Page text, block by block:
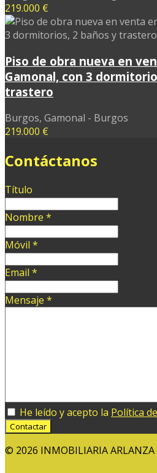
219.000 €
Piso de obra nueva en
Gamonal, con 3
trastero
Burgos, Gamonal - Burgos
219.000 €
Contáctanos
Título
Nombre *
Móvil *
Email *
Mensaje *
He leído y acepto la Política
Contactar
© 2026 INMOBILIARIA ARLANZA